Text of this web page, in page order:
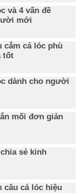
và 4 vấn đề
mới
cắm cá lóc phù
tốt
dành cho người
mối đơn giản
sẻ kinh
câu cá lóc hiệu